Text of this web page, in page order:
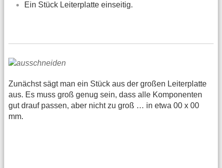
Ein Stück Leiterplatte einseitig.
Zunächst sägt man ein Stück aus der großen Leiterplatte
aus. Es muss groß genug sein, dass alle Komponenten
gut drauf passen, aber nicht zu groß … in etwa 00 x 00
mm.